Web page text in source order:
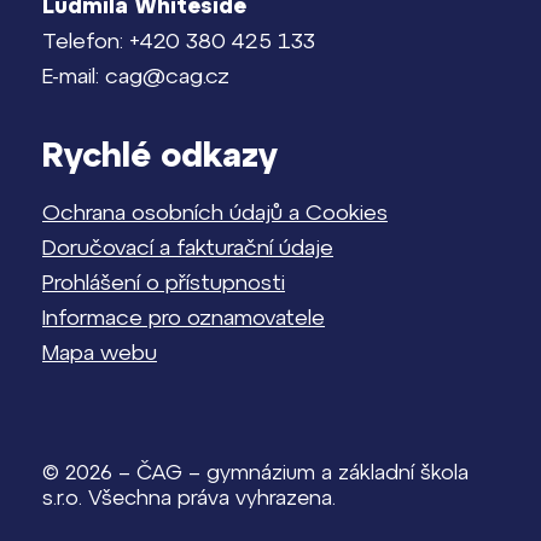
odborníky z PřF JU, návštěv
akademických pracovišť – laboratoří. Na
Přírodovědecké fakultě také probíhá
školní kolo Středoškolské odborné
Ludmila Whiteside
Telefon: +420 380 425 133
E-mail: cag@cag.cz
Rychlé odkazy
Ochrana osobních údajů a Cookies
Doručovací a fakturační údaje
Prohlášení o přístupnosti
Informace pro oznamovatele
Mapa webu
© 2026 – ČAG – gymnázium a základní škola
s.r.o. Všechna práva vyhrazena.